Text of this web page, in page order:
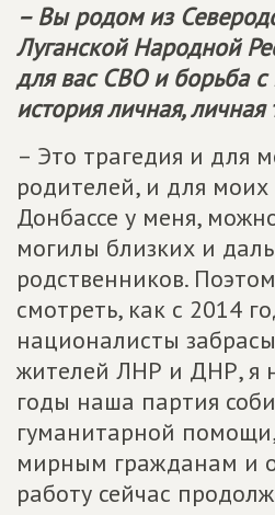
– Вы родом из
Луганской Народной
для вас СВО и борьба с
история личная, личная
– Это трагедия и для
родителей, и для моих
Донбассе у меня,
могилы близких и
родственников.
смотреть, как с 2014
националисты
жителей ЛНР и ДНР, я
годы наша партия
гуманитарной
мирным гражданам и
работу сейчас